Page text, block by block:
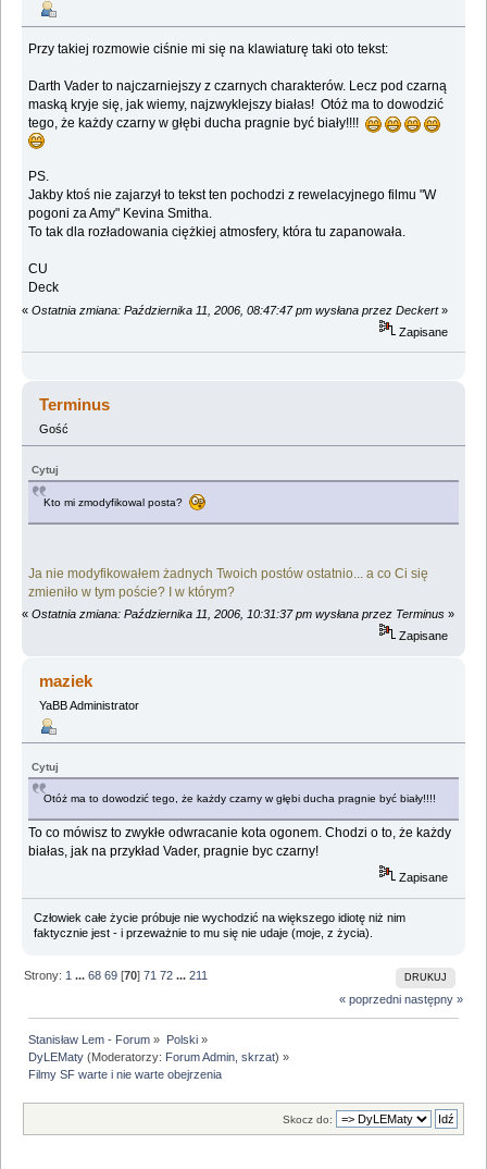
Przy takiej rozmowie ciśnie mi się na klawiaturę taki oto tekst:
Darth Vader to najczarniejszy z czarnych charakterów. Lecz pod czarną
maską kryje się, jak wiemy, najzwyklejszy białas! Otóż ma to dowodzić
tego, że każdy czarny w głębi ducha pragnie być biały!!!!
PS.
Jakby ktoś nie zajarzył to tekst ten pochodzi z rewelacyjnego filmu "W
pogoni za Amy" Kevina Smitha.
To tak dla rozładowania ciężkiej atmosfery, która tu zapanowała.
CU
Deck
« Ostatnia zmiana: Października 11, 2006, 08:47:47 pm wysłana przez Deckert»
Zapisane
Terminus
Gość
Cytuj
Kto mi zmodyfikowal posta?
Ja nie modyfikowałem żadnych Twoich postów ostatnio... a co Ci się
zmieniło w tym poście? I w którym?
« Ostatnia zmiana: Października 11, 2006, 10:31:37 pm wysłana przez Terminus »
Zapisane
maziek
YaBB Administrator
Cytuj
Otóż ma to dowodzić tego, że każdy czarny w głębi ducha pragnie być biały!!!!
To co mówisz to zwykłe odwracanie kota ogonem. Chodzi o to, że każdy
białas, jak na przykład Vader, pragnie byc czarny!
Zapisane
Człowiek całe życie próbuje nie wychodzić na większego idiotę niż nim
faktycznie jest - i przeważnie to mu się nie udaje (moje, z życia).
DRUKUJ
Strony: 1 ...68 69 [70]71 72 ...211
« poprzedni następny »
Stanisław Lem - Forum » Polski»
DyLEMaty (Moderatorzy: Forum Admin ,skrzat) »
Filmy SF warte i nie warte obejrzenia
Skocz do: